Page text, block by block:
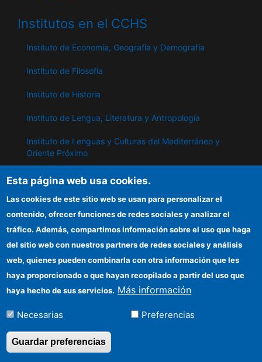
Institutos en el CCHS
Instituto de Economía, Geografía y Demografía
Instituto de Filosofía
Instituto de Historia
Instituto de Lengua, Literatura y Antropología
Instituto de Lenguas y Culturas del Mediterráneo y
Oriente Próximo
Instituto de Políticas y Bienes Públicos
IPP
Sede electrónica CSIC
Información para proveedores
Organismos financiadores
Cómo llegar
©Copyright 2026 Todos los derechos
Esta página web usa cookies.
Las cookies de este sitio web se usan para personalizar el
contenido, ofrecer funciones de redes sociales y analizar el
tráfico. Además, compartimos información sobre el uso que haga
del sitio web con nuestros partners de redes sociales y análisis
web, quienes pueden combinarla con otra información que les
haya proporcionado o que hayan recopilado a partir del uso que
haya hecho de sus servicios. Más información
Necesarias Preferencias
Guardar preferencias